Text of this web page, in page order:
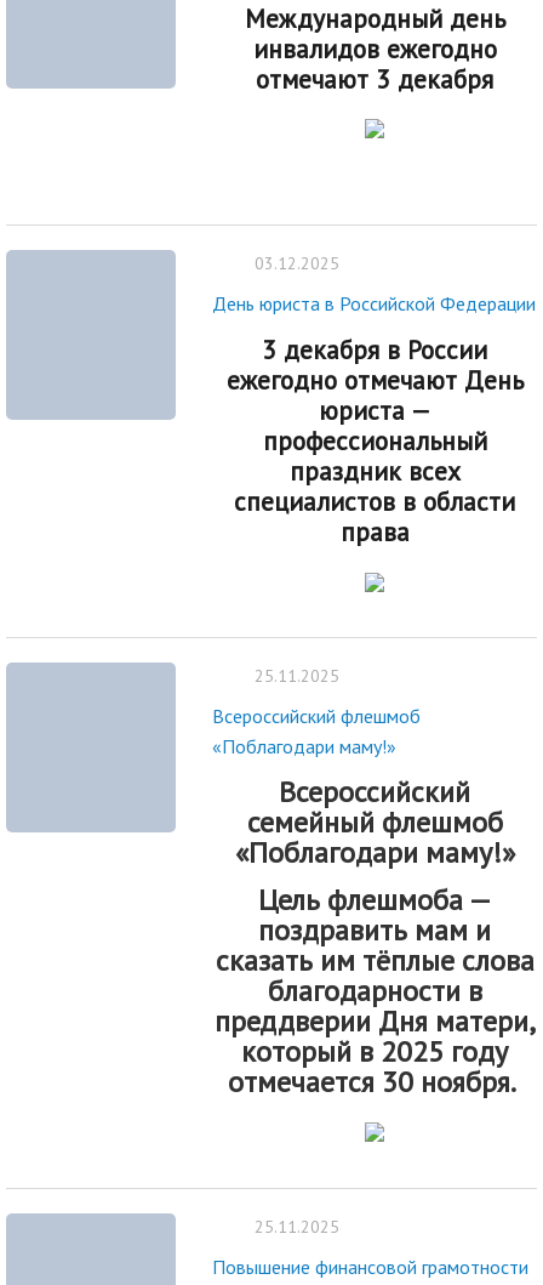
Международный день
инвалидов ежегодно
отмечают 3 декабря
03.12.2025
День юриста в Российской Федерации
3 декабря в России
ежегодно отмечают День
юриста —
профессиональный
праздник всех
специалистов в области
права
25.11.2025
Всероссийский флешмоб
«Поблагодари маму!»
Всероссийский
семейный флешмоб
«Поблагодари маму!»
Цель флешмоба —
поздравить мам и
сказать им тёплые слова
благодарности в
преддверии Дня матери,
который в 2025 году
отмечается 30 ноября.
25.11.2025
Повышение финансовой грамотности